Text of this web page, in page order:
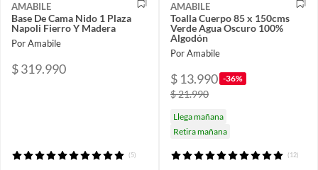
AMABILE
Base De Cama Nido 1 Plaza
Napoli Fierro Y Madera
Por Amabile
$ 319.990
(5)
AMABILE
Toalla Cuerpo 85 x 150cms
Verde Agua Oscuro 100%
Algodón
Por Amabile
$ 13.990 -36%
$ 21.990
Llega mañana
Retira mañana
(12)